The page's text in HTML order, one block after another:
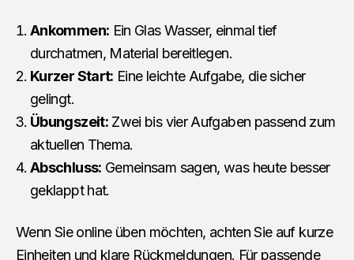
Ankommen: Ein Glas Wasser, einmal tief
durchatmen, Material bereitlegen.
Kurzer Start: Eine leichte Aufgabe, die sicher
gelingt.
Übungszeit:Zwei bis vier Aufgaben passend zum
aktuellen Thema.
Abschluss: Gemeinsam sagen, was heute besser
geklappt hat.
Wenn Sie online üben möchten, achten Sie auf kurze
Einheiten und klare Rückmeldungen. Für passende